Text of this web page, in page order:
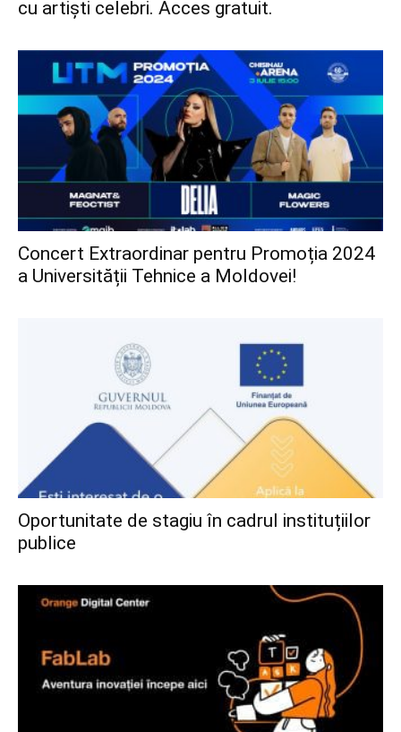
cu artiști celebri. Acces gratuit.
Concert Extraordinar pentru Promoția 2024
a Universității Tehnice a Moldovei!
Oportunitate de stagiu în cadrul instituțiilor
publice